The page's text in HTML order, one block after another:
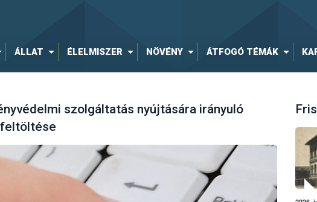
ÁLLAT ÉLELMISZER NÖVÉNY ÁTFOGÓ TÉMÁK
szolgáltatás nyújtására irányuló